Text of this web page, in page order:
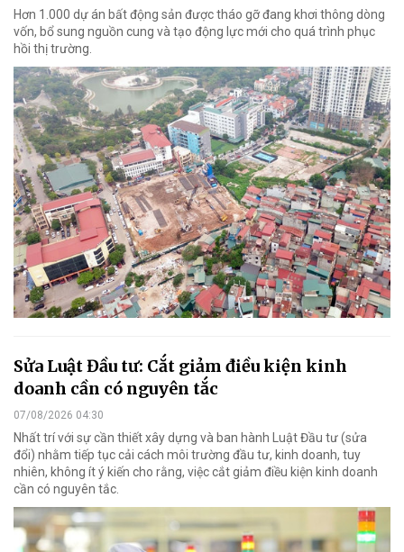
Hơn 1.000 dự án bất động sản được tháo gỡ đang khơi thông dòng
vốn, bổ sung nguồn cung và tạo động lực mới cho quá trình phục
hồi thị trường.
Sửa Luật Đầu tư: Cắt giảm điều kiện kinh
doanh cần có nguyên tắc
07/08/2026 04:30
Nhất trí với sự cần thiết xây dựng và ban hành Luật Đầu tư (sửa
đổi) nhằm tiếp tục cải cách môi trường đầu tư, kinh doanh, tuy
nhiên, không ít ý kiến cho rằng, việc cắt giảm điều kiện kinh doanh
cần có nguyên tắc.